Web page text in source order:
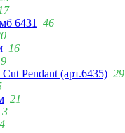
17
6431
46
16
9
Pendant (арт.6435) 29
21
3